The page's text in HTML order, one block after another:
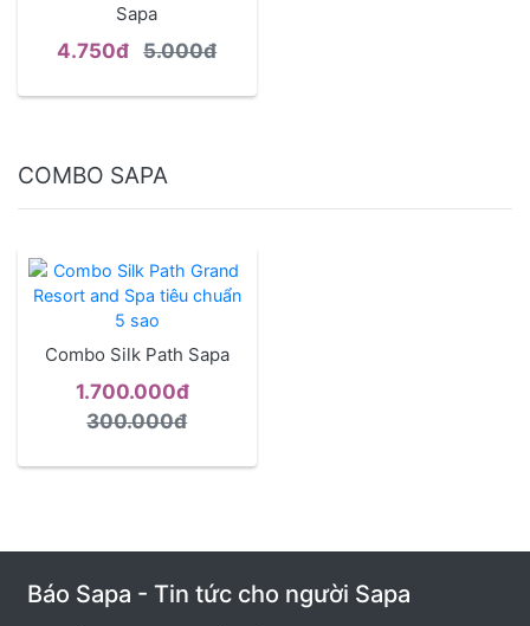
Sapa
4.750đ 5.000đ
COMBO SAPA
Combo Silk Path Sapa
1.700.000đ
300.000đ
Báo Sapa - Tin tức cho người Sapa